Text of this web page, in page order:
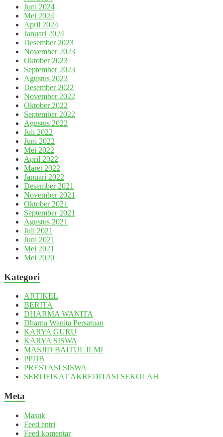
Juni 2024
Mei 2024
April 2024
Januari 2024
Desember 2023
November 2023
Oktober 2023
September 2023
Agustus 2023
Desember 2022
November 2022
Oktober 2022
September 2022
Agustus 2022
Juli 2022
Juni 2022
Mei 2022
April 2022
Maret 2022
Januari 2022
Desember 2021
November 2021
Oktober 2021
September 2021
Agustus 2021
Juli 2021
Juni 2021
Mei 2021
Mei 2020
Kategori
ARTIKEL
BERITA
DHARMA WANITA
Dharna Wanita Persatuan
KARYA GURU
KARYA SISWA
MASJID BAITUL ILMI
PPDB
PRESTASI SISWA
SERTIFIKAT AKREDITASI SEKOLAH
Meta
Masuk
Feed entri
Feed komentar